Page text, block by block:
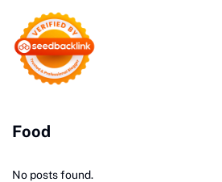
Food
No posts found.